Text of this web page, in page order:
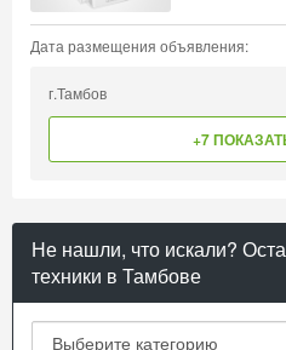
Дата размещения объявления:
г.Тамбов
+7
Не нашли, что искали?
техники в Тамбове